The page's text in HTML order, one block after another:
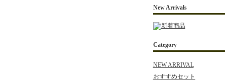
New Arrivals
Category
NEW ARRIVAL
おすすめセット